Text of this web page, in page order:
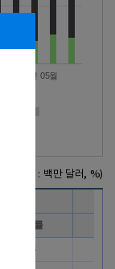
2026년 05월
(단위 : 백만 달러, %)
증감률
-1.8